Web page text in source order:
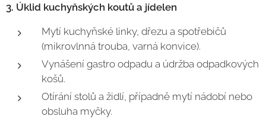
3. Úklid kuchyňských koutů a jídelen
Mytí kuchyňské linky, dřezu a spotřebičů
(mikrovlnná trouba, varná konvice).
Vynášení gastro odpadu a údržba odpadkových
košů.
Otírání stolů a židlí, případně mytí nádobí nebo
obsluha myčky.